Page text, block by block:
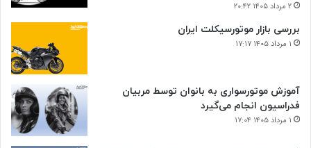
۲ مرداد ۱۴۰۵ ۲۰:۴۲
بررسی بازار موتورسیکلت ایران
۱ مرداد ۱۴۰۵ ۱۷:۱۷
آموزش موتورسواری به بانوان توسط مربیان
فدراسیون انجام می‌گیرد
۱ مرداد ۱۴۰۵ ۱۷:۰۴